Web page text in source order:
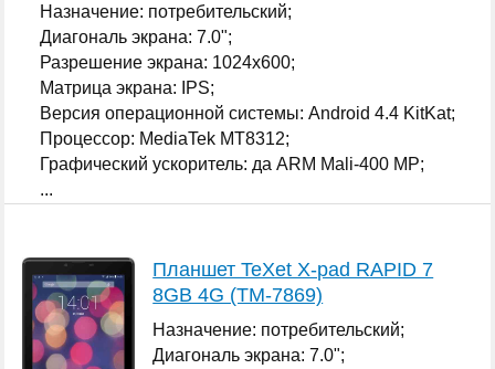
Назначение: потребительский;
Диагональ экрана: 7.0";
Разрешение экрана: 1024x600;
Матрица экрана: IPS;
Версия операционной системы: Android 4.4 KitKat;
Процессор: MediaTek MT8312;
Графический ускоритель: да ARM Mali-400 MP;
...
Планшет TeXet X-pad RAPID 7
8GB 4G (TM-7869)
Назначение: потребительский;
Диагональ экрана: 7.0";